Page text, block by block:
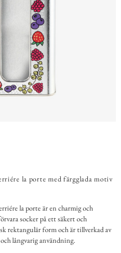
la porte med färgglada motiv
la porte är en charmig och
socker på ett säkert och
rektangulär form och är tillverkad av
långvarig användning.